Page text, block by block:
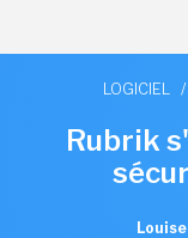
LOGICIEL /
Rubrik